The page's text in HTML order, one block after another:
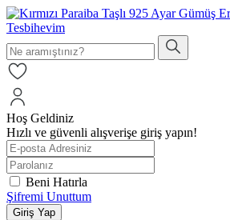
Hoş Geldiniz
Hızlı ve güvenli alışverişe giriş yapın!
Beni Hatırla
Şifremi Unuttum
Giriş Yap